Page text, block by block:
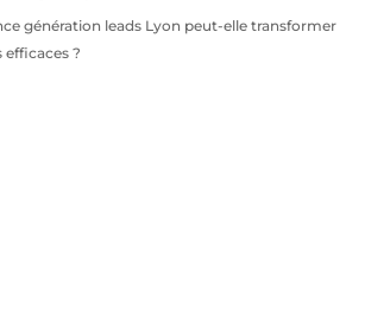
génération leads Lyon peut-elle transformer
efficaces ?